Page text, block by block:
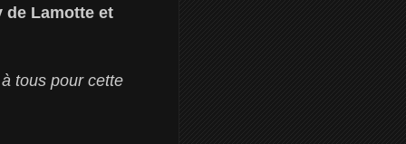
de Lamotte et
tous pour cette